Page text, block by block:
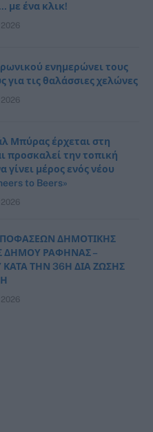
με ένα κλικ!
ενημερώνει τους
για τις θαλάσσιες χελώνες
Μπύρας έρχεται στη
προσκαλεί την τοπική
γίνει μέρος ενός νέου
to Beers»
ΔΗΜΟΤΙΚΗΣ
ΔΗΜΟΥ ΡΑΦΗΝΑΣ –
ΚΑΤΑ ΤΗΝ 36Η ΔΙΑ ΖΩΣΗΣ